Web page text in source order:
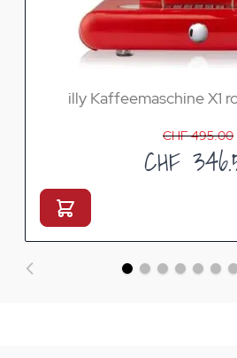
illy Kaffeemaschine X1
CHF 495.00
CHF